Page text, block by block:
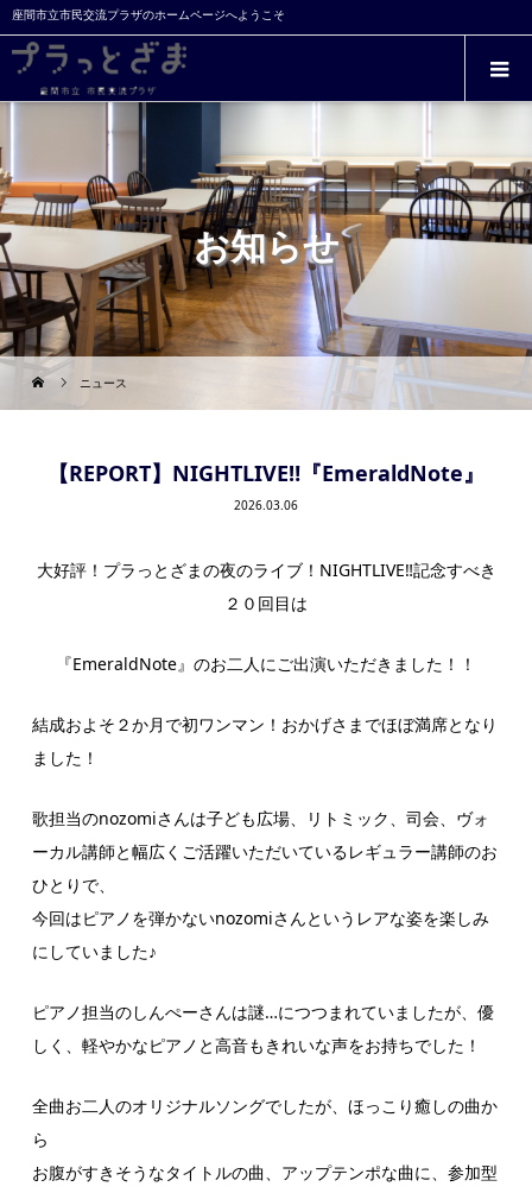
座間市立市民交流プラザのホームページへようこそ
お知らせ
ニュース
【REPORT】NIGHTLIVE‼『EmeraldNote』
2026.03.06
大好評！プラっとざまの夜のライブ！NIGHTLIVE‼記念すべき
２０回目は
『EmeraldNote』のお二人にご出演いただきました！！
結成およそ２か月で初ワンマン！おかげさまでほぼ満席となり
ました！
歌担当のnozomiさんは子ども広場、リトミック、司会、ヴォ
ーカル講師と幅広くご活躍いただいているレギュラー講師のお
ひとりで、
今回はピアノを弾かないnozomiさんというレアな姿を楽しみ
にしていました♪
ピアノ担当のしんぺーさんは謎…につつまれていましたが、優
しく、軽やかなピアノと高音もきれいな声をお持ちでした！
全曲お二人のオリジナルソングでしたが、ほっこり癒しの曲か
ら
お腹がすきそうなタイトルの曲、アップテンポな曲に、参加型